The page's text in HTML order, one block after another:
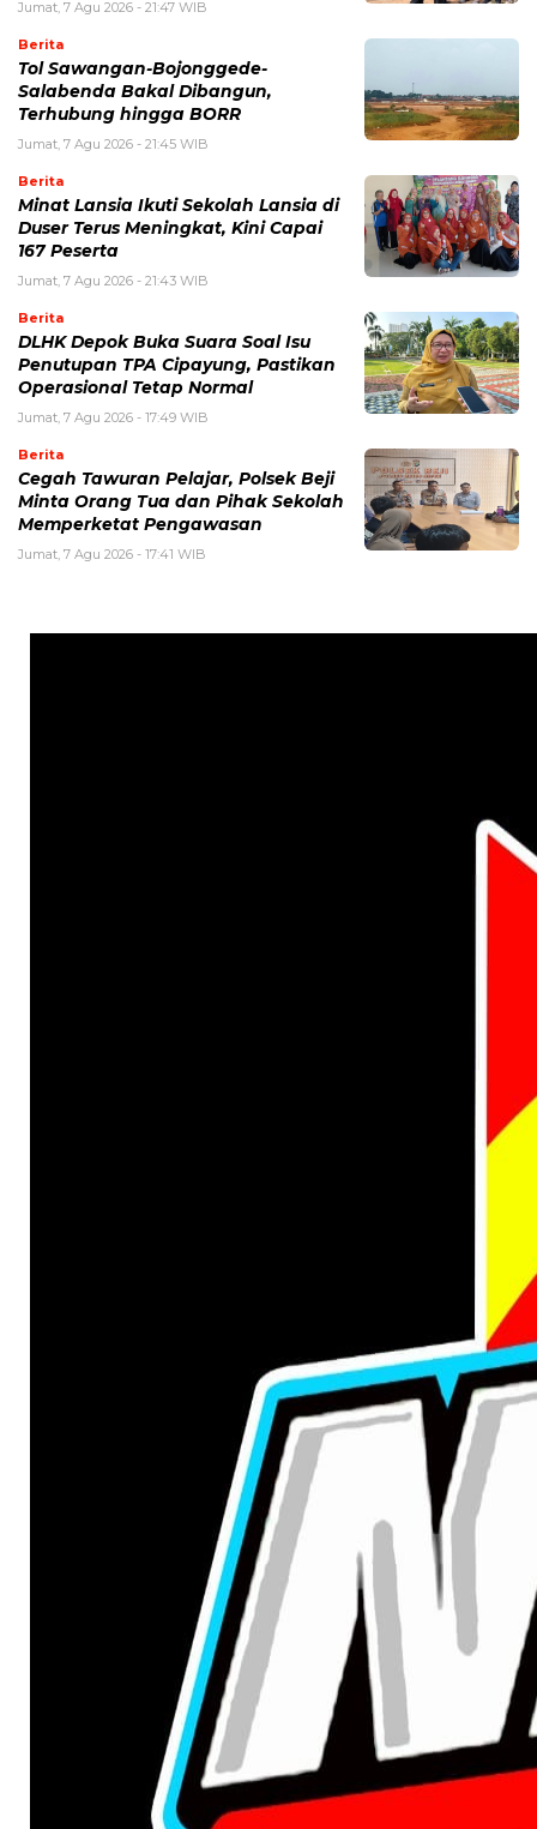
Jumat, 7 Agu 2026 - 21:47 WIB
Berita
Tol Sawangan-Bojonggede-
Salabenda Bakal Dibangun,
Terhubung hingga BORR
Jumat, 7 Agu 2026 - 21:45 WIB
Berita
Minat Lansia Ikuti Sekolah Lansia di
Duser Terus Meningkat, Kini Capai
167 Peserta
Jumat, 7 Agu 2026 - 21:43 WIB
Berita
DLHK Depok Buka Suara Soal Isu
Penutupan TPA Cipayung, Pastikan
Operasional Tetap Normal
Jumat, 7 Agu 2026 - 17:49 WIB
Berita
Cegah Tawuran Pelajar, Polsek Beji
Minta Orang Tua dan Pihak Sekolah
Memperketat Pengawasan
Jumat, 7 Agu 2026 - 17:41 WIB